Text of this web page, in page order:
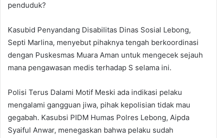
penduduk?
Kasubid Penyandang Disabilitas Dinas Sosial Lebong,
Septi Marlina, menyebut pihaknya tengah berkoordinasi
dengan Puskesmas Muara Aman untuk mengecek sejauh
mana pengawasan medis terhadap S selama ini.
Polisi Terus Dalami Motif Meski ada indikasi pelaku
mengalami gangguan jiwa, pihak kepolisian tidak mau
gegabah. Kasubsi PIDM Humas Polres Lebong, Aipda
Syaiful Anwar, menegaskan bahwa pelaku sudah